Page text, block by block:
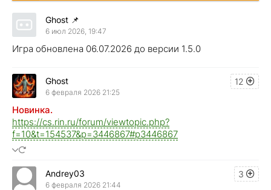
Ghost 📌
6 июл 2026, 19:47
Игра обновлена 06.07.2026 до версии 1.5.0
12
Ghost
6 февраля 2026 21:25
Новинка.
https://cs.rin.ru/forum/viewtopic.php?
f=10&t=154537&p=3446867#p3446867
3
Andrey03
6 февраля 2026 21:44